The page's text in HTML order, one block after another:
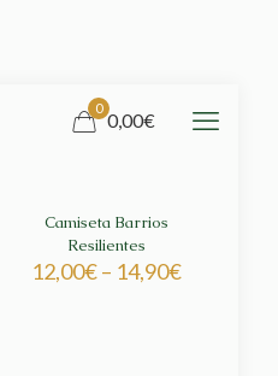
0
0,00€
Camiseta Barrios
Resilientes
12,00€– 14,90€